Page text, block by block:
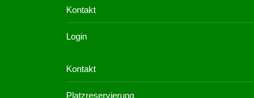
Kontakt
Login
Kontakt
Platzreservierung